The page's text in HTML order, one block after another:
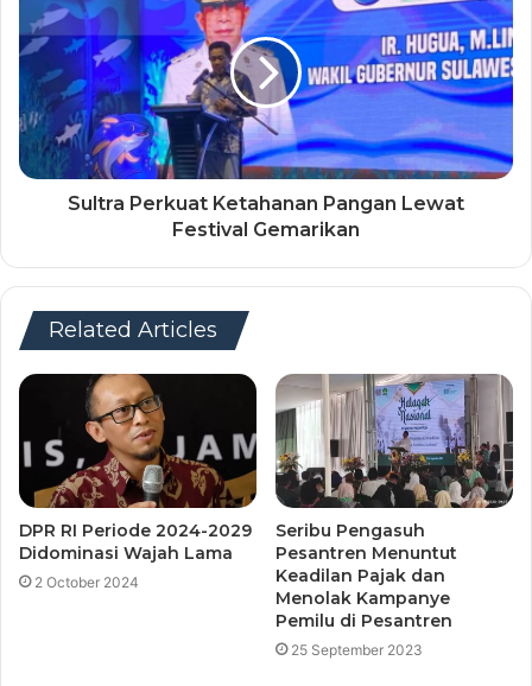
Sultra Perkuat Ketahanan Pangan Lewat
Festival Gemarikan
Related Articles
DPR RI Periode 2024-2029
Didominasi Wajah Lama
2 October 2024
Seribu Pengasuh
Pesantren Menuntut
Keadilan Pajak dan
Menolak Kampanye
Pemilu di Pesantren
25 September 2023